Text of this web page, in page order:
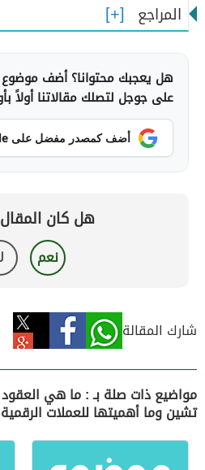
المراجع
هل يعجبك محتوانا؟ أضف
على جوجل لتصلك مقالاتنا أولاً
أضف كمصدر مفضل على Google
هل كان
نعم
شارك المقالة
مواضيع ذات صلة بـ : ما هي
تشين وما أهميتها للعملات الرقمية